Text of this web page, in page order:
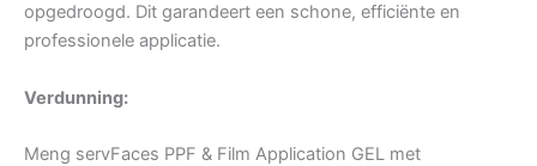
opgedroogd. Dit garandeert een schone, efficiënte en
professionele applicatie.
Verdunning:
Meng servFaces PPF & Film Application GEL met